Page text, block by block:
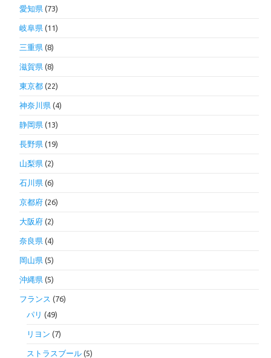
愛知県 (73)
岐阜県 (11)
三重県 (8)
滋賀県 (8)
東京都 (22)
神奈川県 (4)
静岡県 (13)
長野県 (19)
山梨県 (2)
石川県 (6)
京都府 (26)
大阪府 (2)
奈良県 (4)
岡山県 (5)
沖縄県 (5)
フランス (76)
パリ (49)
リヨン (7)
ストラスブール (5)